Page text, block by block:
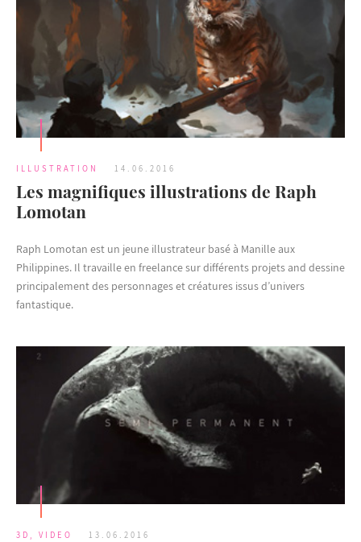
ILLUSTRATION 14.06.2016
Les magnifiques illustrations de Raph
Lomotan
Raph Lomotan est un jeune illustrateur basé à Manille aux
Philippines. Il travaille en freelance sur différents projets and dessine
principalement des personnages et créatures issus d’univers
fantastique.
3D , VIDEO 13.06.2016